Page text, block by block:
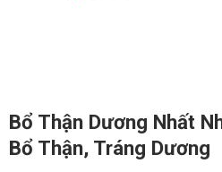
Bổ Thận Dương Nhất
Bổ Thận, Tráng Dương